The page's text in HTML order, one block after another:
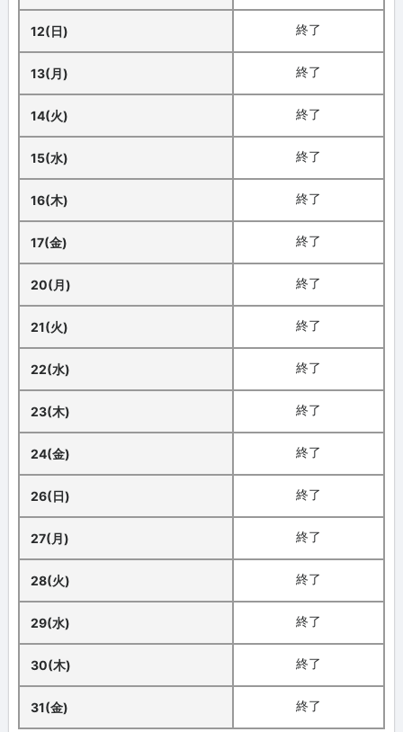
12(日) 終了
13(月) 終了
14(火) 終了
15(水) 終了
16(木) 終了
17(金) 終了
20(月) 終了
21(火) 終了
22(水) 終了
23(木) 終了
24(金) 終了
26(日) 終了
27(月) 終了
28(火) 終了
29(水) 終了
30(木) 終了
31(金) 終了